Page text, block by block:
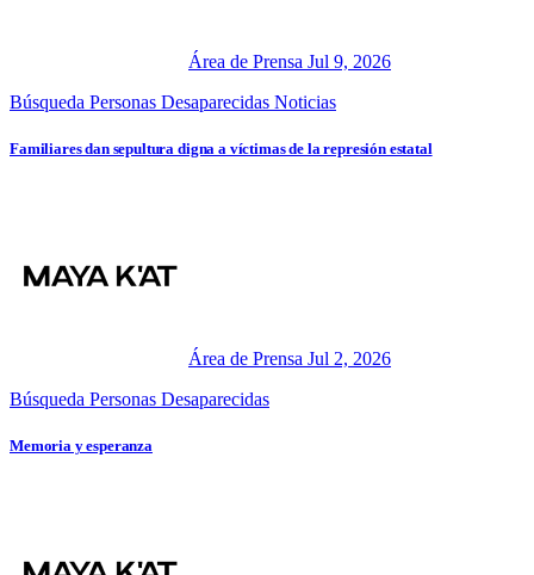
Área de Prensa Jul 9, 2026
Búsqueda Personas Desaparecidas Noticias
Familiares dan sepultura digna a víctimas de la represión estatal
Área de Prensa Jul 2, 2026
Búsqueda Personas Desaparecidas
Memoria y esperanza